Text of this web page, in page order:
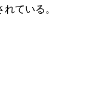
ている。